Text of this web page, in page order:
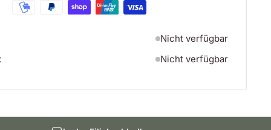
Nicht verfügbar
Nicht verfügbar